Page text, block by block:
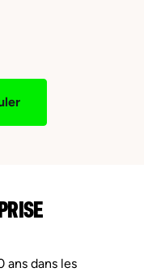
ans dans les